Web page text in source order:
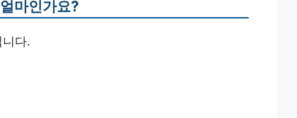
마인가요?
다.